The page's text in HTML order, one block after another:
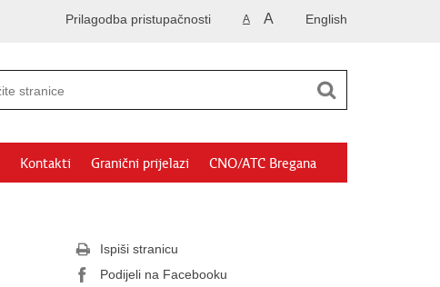
English
A A
Prilagodba pristupačnosti
Kontakti Granični prijelazi CNO/ATC Bregana
Ispiši stranicu
Podijeli na Facebooku